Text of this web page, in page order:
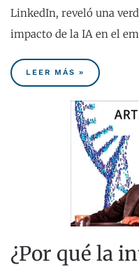
LinkedIn, reveló una
impacto de la IA en el
LEER MÁS »
¿Por qué la